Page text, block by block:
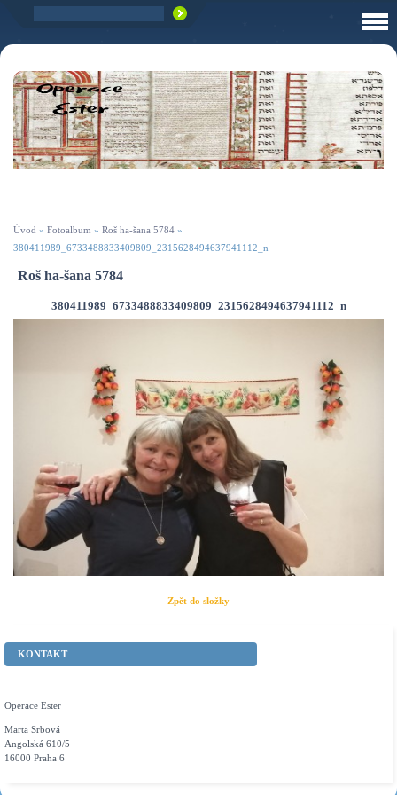
Úvod » Fotoalbum » Roš ha-šana 5784 »
380411989_6733488833409809_2315628494637941112_n
Roš ha-šana 5784
380411989_6733488833409809_2315628494637941112_n
Zpět do složky
KONTAKT
Operace Ester
Marta Srbová
Angolská 610/5
16000 Praha 6